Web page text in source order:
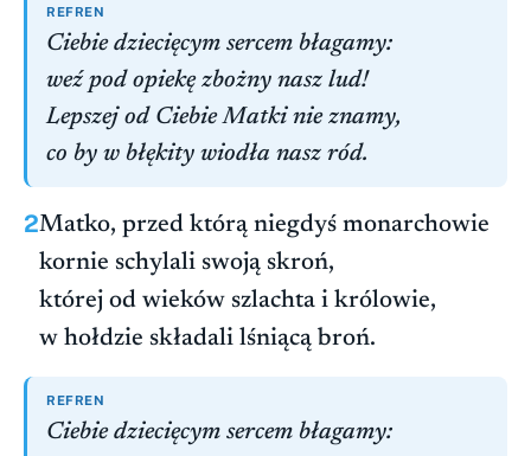
REFREN
Ciebie dziecięcym sercem błagamy:
weź pod opiekę zbożny nasz lud!
Lepszej od Ciebie Matki nie znamy,
co by w błękity wiodła nasz ród.
2Matko, przed którą niegdyś monarchowie
kornie schylali swoją skroń,
której od wieków szlachta i królowie,
w hołdzie składali lśniącą broń.
REFREN
Ciebie dziecięcym sercem błagamy: